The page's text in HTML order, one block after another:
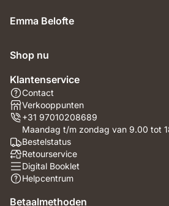
Emma Belofte
Shop nu
Klantenservice
Contact
Verkooppunten
+31 97010208689
Maandag t/m zondag van 9.00 tot
Bestelstatus
Retourservice
Digital Booklet
Helpcentrum
Betaalmethoden